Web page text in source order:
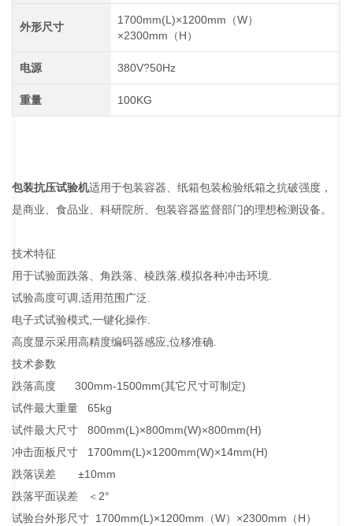
外形尺寸
1700mm(L)×1200mm（W）
×2300mm（H）
电源 380V?50Hz
重量 100KG
包装抗压试验机适用于包装容器、纸箱包装检验纸箱之抗破强度，
是商业、食品业、科研院所、包装容器监督部门的理想检测设备。
技术特征
用于试验面跌落、角跌落、棱跌落,模拟各种冲击环境.
试验高度可调,适用范围广泛.
电子式试验模式,一键化操作.
高度显示采用高精度编码器感应,位移准确.
技术参数
跌落高度 300mm-1500mm(其它尺寸可制定)
试件最大重量 65kg
试件最大尺寸 800mm(L)×800mm(W)×800mm(H)
冲击面板尺寸 1700mm(L)×1200mm(W)×14mm(H)
跌落误差 ±10mm
跌落平面误差 ＜2°
试验台外形尺寸 1700mm(L)×1200mm（W）×2300mm（H）